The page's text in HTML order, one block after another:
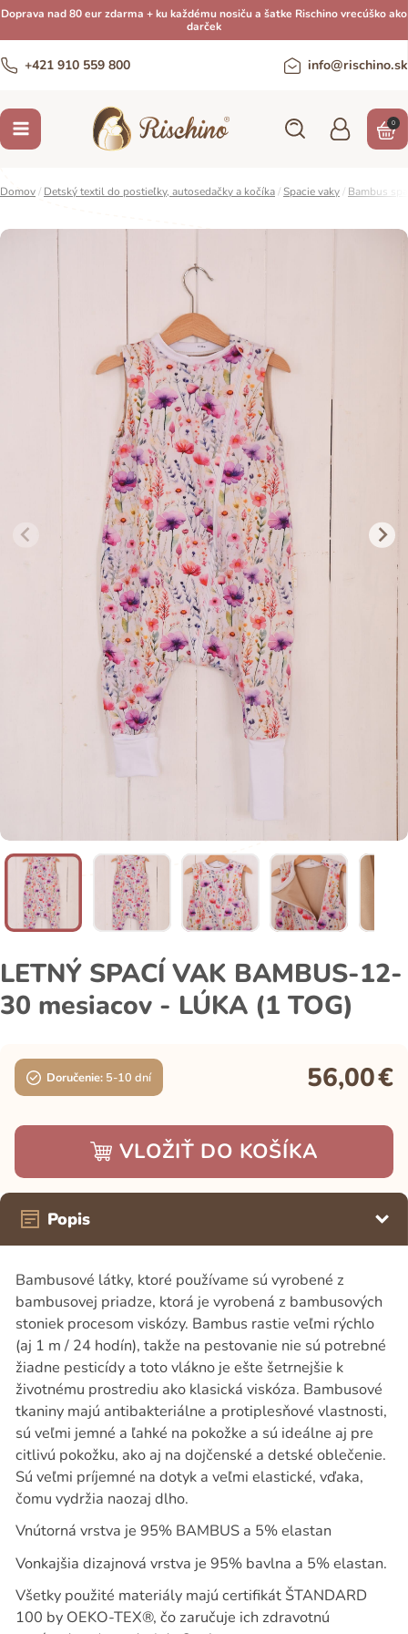
Doprava nad 80 eur zdarma + ku každému nosiču a šatke Rischino vrecúško ako
darček
+421 910 559 800 info@rischino.sk
0
Domov/ Detský textil do postieľky, autosedačky a kočíka/ Spacie vaky/ Bambus
LETNÝ SPACÍ VAK BAMBUS-12-
30 mesiacov - LÚKA (1 TOG)
Doručenie: 5-10 dní 56,00€
VLOŽIŤ DO KOŠÍKA
Popis
Bambusové látky, ktoré používame sú vyrobené z
bambusovej priadze, ktorá je vyrobená z bambusových
stoniek procesom viskózy. Bambus rastie veľmi rýchlo
(aj 1 m / 24 hodín), takže na pestovanie nie sú potrebné
žiadne pesticídy a toto vlákno je ešte šetrnejšie k
životnému prostrediu ako klasická viskóza. Bambusové
tkaniny majú antibakteriálne a protiplesňové vlastnosti,
sú veľmi jemné a ľahké na pokožke a sú ideálne aj pre
citlivú pokožku, ako aj na dojčenské a detské oblečenie.
Sú veľmi príjemné na dotyk a veľmi elastické, vďaka,
čomu vydržia naozaj dlho.
Vnútorná vrstva je 95% BAMBUS a 5% elastan
Vonkajšia dizajnová vrstva je 95% bavlna a 5% elastan.
Všetky použité materiály majú certifikát ŠTANDARD
100 by OEKO-TEX®, čo zaručuje ich zdravotnú